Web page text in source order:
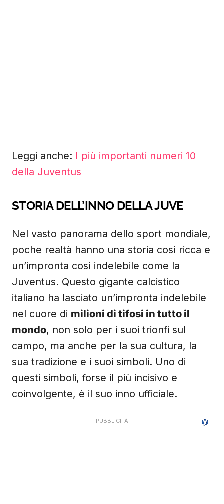
Leggi anche: I più importanti numeri 10
della Juventus
STORIA DELL’INNO DELLA JUVE
Nel vasto panorama dello sport mondiale,
poche realtà hanno una storia così ricca e
un’impronta così indelebile come la
Juventus. Questo gigante calcistico
italiano ha lasciato un’impronta indelebile
nel cuore di milioni di tifosi in tutto il
mondo, non solo per i suoi trionfi sul
campo, ma anche per la sua cultura, la
sua tradizione e i suoi simboli. Uno di
questi simboli, forse il più incisivo e
coinvolgente, è il suo inno ufficiale.